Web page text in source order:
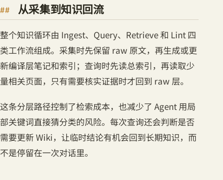
从采集到知识回流
整个知识循环由 Ingest、Query、Retrieve 和 Lint 四
类工作流组成。采集时先保留 raw 原文，再生成或更
新编译层笔记和索引；查询时先读总索引，再读取少
量相关页面，只有需要核实证据时才回到 raw 层。
这条分层路径控制了检索成本，也减少了 Agent 用局
部关键词直接猜分类的风险。每次查询还会判断是否
需要更新 Wiki，让临时结论有机会回到长期知识，而
不是停留在一次对话里。